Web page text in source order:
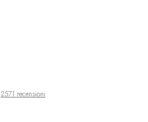
2571 recensioni